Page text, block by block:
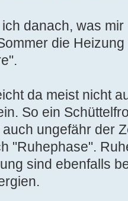
danach, was
die
da meist nicht
So ein
ungefähr der
"Ruhephase".
sind ebenfalls